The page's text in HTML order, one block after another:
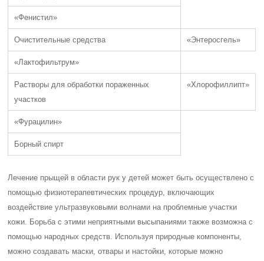
«Фенистил»
Очистительные средства «Энтеросгель»
«Лактофильтрум»
Растворы для обработки пораженных
участков
«Хлорофиллипт»
«Фурацилин»
Борный спирт
Лечение прыщей в области рук у детей может быть осуществлено с
помощью физиотерапевтических процедур, включающих
воздействие ультразвуковыми волнами на проблемные участки
кожи. Борьба с этими неприятными высыпаниями также возможна с
помощью народных средств. Используя природные компоненты,
можно создавать маски, отвары и настойки, которые можно